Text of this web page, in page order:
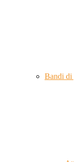
Bandi di